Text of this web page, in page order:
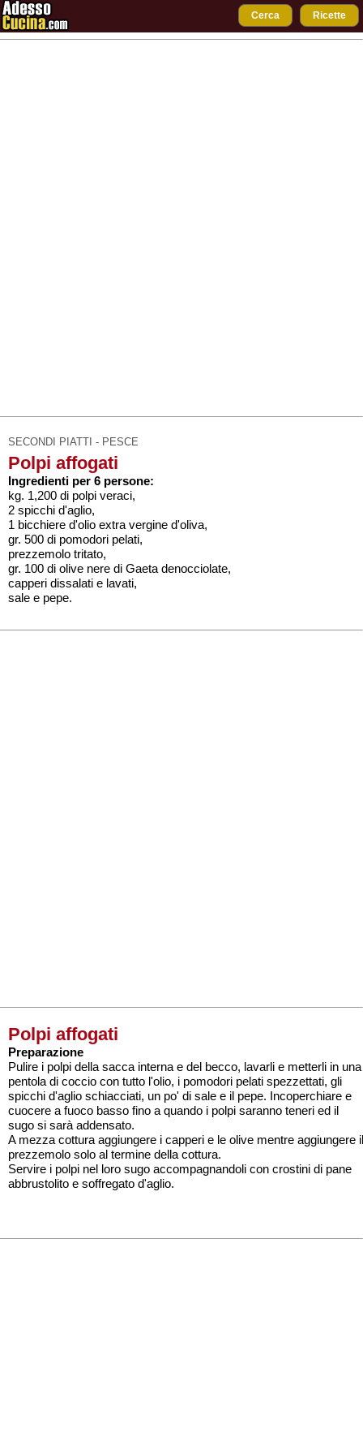
Cerca Ricette
SECONDI PIATTI - PESCE
Polpi affogati
Ingredienti per 6 persone:
kg. 1,200 di polpi veraci,
2 spicchi d'aglio,
1 bicchiere d'olio extra vergine d'oliva,
gr. 500 di pomodori pelati,
prezzemolo tritato,
gr. 100 di olive nere di Gaeta denocciolate,
capperi dissalati e lavati,
sale e pepe.
Polpi affogati
Preparazione
Pulire i polpi della sacca interna e del becco, lavarli e metterli in una
pentola di coccio con tutto l'olio, i pomodori pelati spezzettati, gli
spicchi d'aglio schiacciati, un po' di sale e il pepe. Incoperchiare e
cuocere a fuoco basso fino a quando i polpi saranno teneri ed il
sugo si sarà addensato.
A mezza cottura aggiungere i capperi e le olive mentre aggiungere il
prezzemolo solo al termine della cottura.
Servire i polpi nel loro sugo accompagnandoli con crostini di pane
abbrustolito e soffregato d'aglio.